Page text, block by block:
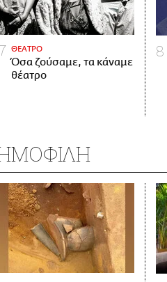
ΘΕΑΤΡΟ
Όσα ζούσαμε, τα κάναμε
θέατρο